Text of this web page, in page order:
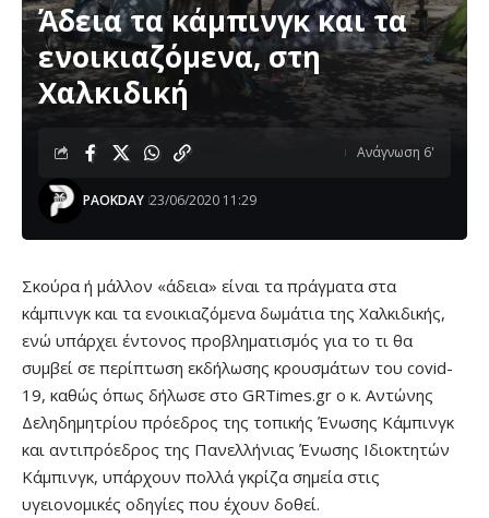
Άδεια τα κάμπινγκ και τα
ενοικιαζόμενα, στη
Χαλκιδική
PAOKDAY 23/06/2020 11:29
Ανάγνωση 6'
Σκούρα ή μάλλον «άδεια» είναι τα πράγματα στα
κάμπινγκ και τα ενοικιαζόμενα δωμάτια της Χαλκιδικής,
ενώ υπάρχει έντονος προβληματισμός για το τι θα
συμβεί σε περίπτωση εκδήλωσης κρουσμάτων του covid-
19, καθώς όπως δήλωσε στο GRTimes.gr o κ. Αντώνης
Δεληδημητρίου πρόεδρος της τοπικής Ένωσης Κάμπινγκ
και αντιπρόεδρος της Πανελλήνιας Ένωσης Ιδιοκτητών
Κάμπινγκ, υπάρχουν πολλά γκρίζα σημεία στις
υγειονομικές οδηγίες που έχουν δοθεί.